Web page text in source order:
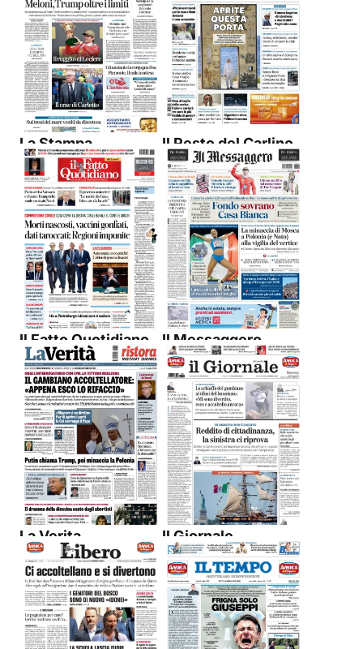
La Stampa Il Resto del Carlino
Il Fatto Quotidiano Il Messaggero
La Verita Il Giornale